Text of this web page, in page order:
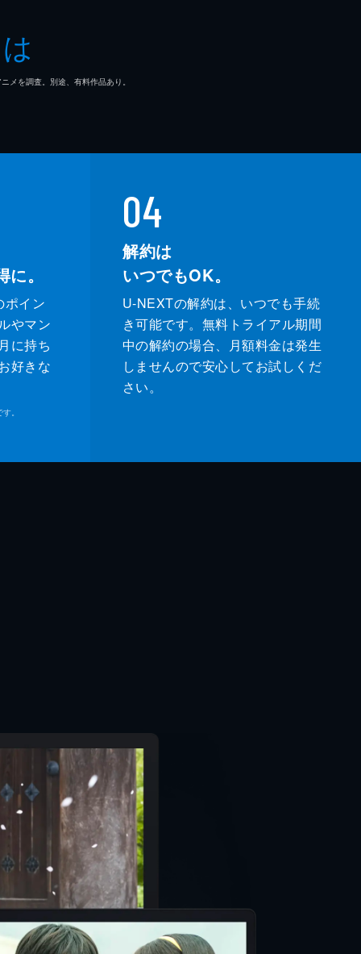
を調査。別途、有料作品あり。
。
ポイン
やマン
に持ち
好きな
。
04
解約は
いつでもOK。
U-NEXTの解約は、いつでも手続
き可能です。無料トライアル期間
中の解約の場合、月額料金は発生
しませんので安心してお試しくだ
さい。